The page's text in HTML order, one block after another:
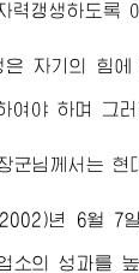
력갱생하도록
은 자기의 힘
여야 하며 그
군님께서 는 현
년 6월 7
소의 성과를